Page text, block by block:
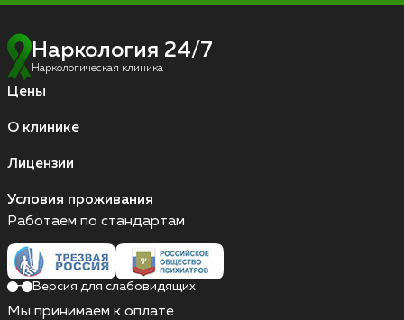
Наркология 24/7
Наркологическая клиника
Цены
О клинике
Лицензии
Условия проживания
Работаем по стандартам
Версия для слабовидящих
Мы принимаем к оплате